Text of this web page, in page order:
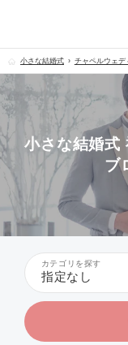
小さな結婚式 チャペルウェデ
小さな結婚式
ブ
カテゴリを探す
指定なし